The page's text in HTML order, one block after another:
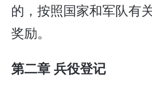
的，按照国家和军队有
奖励。
第二章 兵役登记